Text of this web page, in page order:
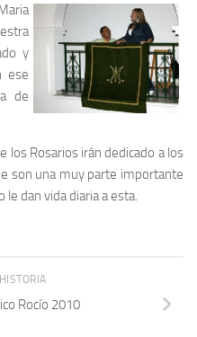
y
ese
de
Rosarios irán dedicado a los
son una muy parte importante
dan vida diaria a esta.
Rocío 2010